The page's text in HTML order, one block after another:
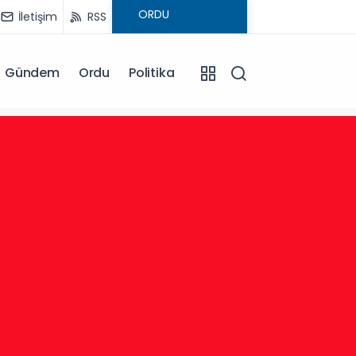
İletişim RSS
Gündem Ordu Politika